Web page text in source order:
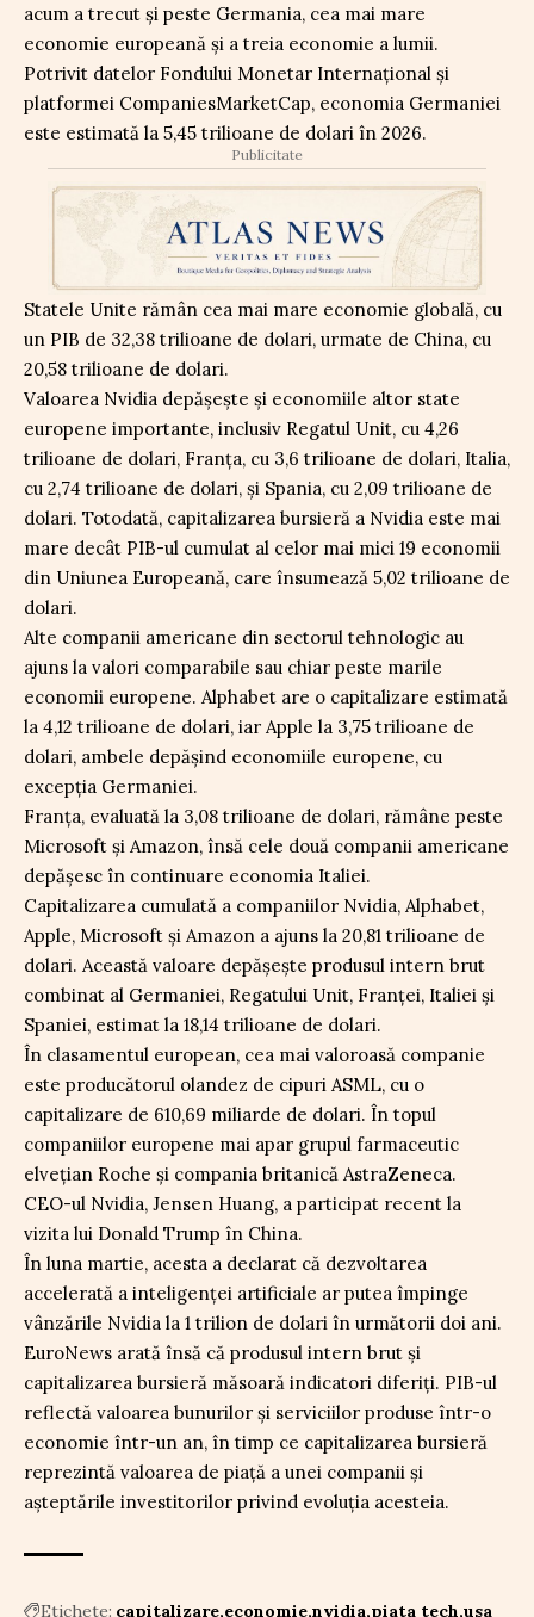
acum a trecut și peste Germania, cea mai mare
economie europeană și a treia economie a lumii.
Potrivit datelor Fondului Monetar Internațional și
platformei CompaniesMarketCap, economia Germaniei
este estimată la 5,45 trilioane de dolari în 2026.
Publicitate
Statele Unite rămân cea mai mare economie globală, cu
un PIB de 32,38 trilioane de dolari, urmate de China, cu
20,58 trilioane de dolari.
Valoarea Nvidia depășește și economiile altor state
europene importante, inclusiv Regatul Unit, cu 4,26
trilioane de dolari, Franța, cu 3,6 trilioane de dolari, Italia,
cu 2,74 trilioane de dolari, și Spania, cu 2,09 trilioane de
dolari. Totodată, capitalizarea bursieră a Nvidia este mai
mare decât PIB-ul cumulat al celor mai mici 19 economii
din Uniunea Europeană, care însumează 5,02 trilioane de
dolari.
Alte companii americane din sectorul tehnologic au
ajuns la valori comparabile sau chiar peste marile
economii europene. Alphabet are o capitalizare estimată
la 4,12 trilioane de dolari, iar Apple la 3,75 trilioane de
dolari, ambele depășind economiile europene, cu
excepția Germaniei.
Franța, evaluată la 3,08 trilioane de dolari, rămâne peste
Microsoft și Amazon, însă cele două companii americane
depășesc în continuare economia Italiei.
Capitalizarea cumulată a companiilor Nvidia, Alphabet,
Apple, Microsoft și Amazon a ajuns la 20,81 trilioane de
dolari. Această valoare depășește produsul intern brut
combinat al Germaniei, Regatului Unit, Franței, Italiei și
Spaniei, estimat la 18,14 trilioane de dolari.
În clasamentul european, cea mai valoroasă companie
este producătorul olandez de cipuri ASML, cu o
capitalizare de 610,69 miliarde de dolari. În topul
companiilor europene mai apar grupul farmaceutic
elvețian Roche și compania britanică AstraZeneca.
CEO-ul Nvidia, Jensen Huang, a participat recent la
vizita lui Donald Trump în China.
În luna martie, acesta a declarat că dezvoltarea
accelerată a inteligenței artificiale ar putea împinge
vânzările Nvidia la 1 trilion de dolari în următorii doi ani.
EuroNews arată însă că produsul intern brut și
capitalizarea bursieră măsoară indicatori diferiți. PIB-ul
reflectă valoarea bunurilor și serviciilor produse într-o
economie într-un an, în timp ce capitalizarea bursieră
reprezintă valoarea de piață a unei companii și
așteptările investitorilor privind evoluția acesteia.
Etichete: capitalizare economie nvidia piata tech usa